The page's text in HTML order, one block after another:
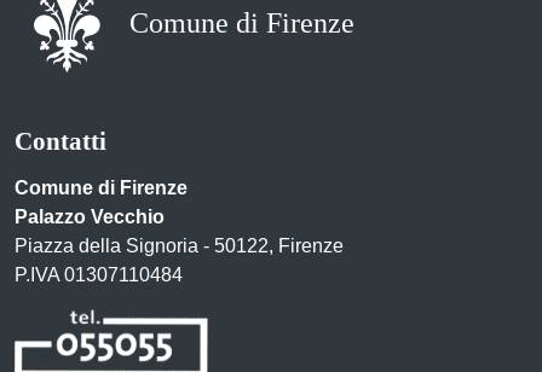
Comune di Firenze
Contatti
Comune di Firenze
Palazzo Vecchio
Piazza della Signoria - 50122, Firenze
P.IVA 01307110484